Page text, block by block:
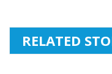
RELATED